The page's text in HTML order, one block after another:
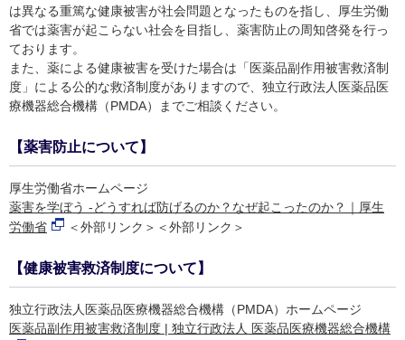
は異なる重篤な健康被害が社会問題となったものを指し、厚生労働
省では薬害が起こらない社会を目指し、薬害防止の周知啓発を行っ
ております。
また、薬による健康被害を受けた場合は「医薬品副作用被害救済制
度」による公的な救済制度がありますので、独立行政法人医薬品医
療機器総合機構（PMDA）までご相談ください。
【薬害防止について】
厚生労働省ホームページ
薬害を学ぼう -どうすれば防げるのか？なぜ起こったのか？｜厚生
労働省
＜外部リンク＞ ＜外部リンク＞
【健康被害救済制度について】
独立行政法人医薬品医療機器総合機構（PMDA）ホームページ
医薬品副作用被害救済制度 | 独立行政法人 医薬品医療機器総合機構